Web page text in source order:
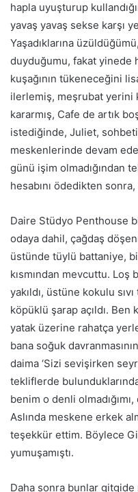
hapla uyuşturup
yavaş yavaş sekse karşı
Yaşadıklarına
duyduğumu, fakat yinede
kuşağının tükeneceğini
ilerlemiş, meşrubat yerini
kararmış, Cafe de artık
istediğinde, Juliet,
meskenlerinde devam
günü işim olmadığından
hesabını ödedikten
Daire Stüdyo Penthouse
odaya dahil, çağdaş
üstünde tüylü battaniye,
kısmından mevcuttu. Loş
yakıldı, üstüne kokulu
köpüklü şarap açıldı. Ben
yatak üzerine rahatça
bana soğuk
daima ‘Sizi sevişirken
tekliflerde
benim o denli
Aslında meskene erkek
teşekkür ettim. Böylece
yumuşamıştı.
Daha sonra bunlar gitgide